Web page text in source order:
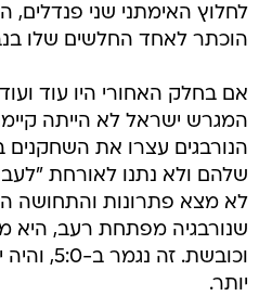
לחלוץ האימתני שני
הוכתר לאחד החלשים שלו
אם בחלק האחורי היו עוד
המגרש ישראל לא הייתה
הנורבגים עצרו את
שלהם ולא נתנו לאורחת
לא מצא פתרונות והתחושה
שנורבגיה מפתחת רעב, היא
וכובשת. זה
יותר.